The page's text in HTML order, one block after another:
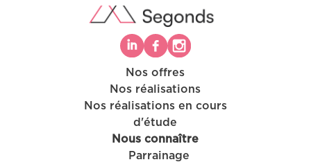
Nos offres
Nos réalisations
Nos projets en cours d’étude
Nous connaître
Nos offres
Nos réalisations
Nos réalisations en cours
d'étude
Nous connaître
Parrainage